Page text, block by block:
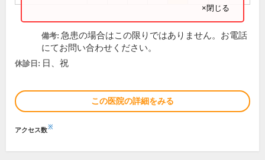
×閉じる
備考: 急患の場合はこの限りではありません。お電話
にてお問い合わせください。
休診日: 日、祝
この医院の詳細をみる
アクセス数※